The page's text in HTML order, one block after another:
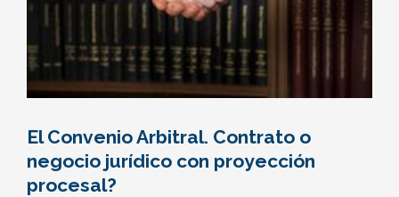
El Convenio Arbitral. Contrato o
negocio jurídico con proyección
procesal?